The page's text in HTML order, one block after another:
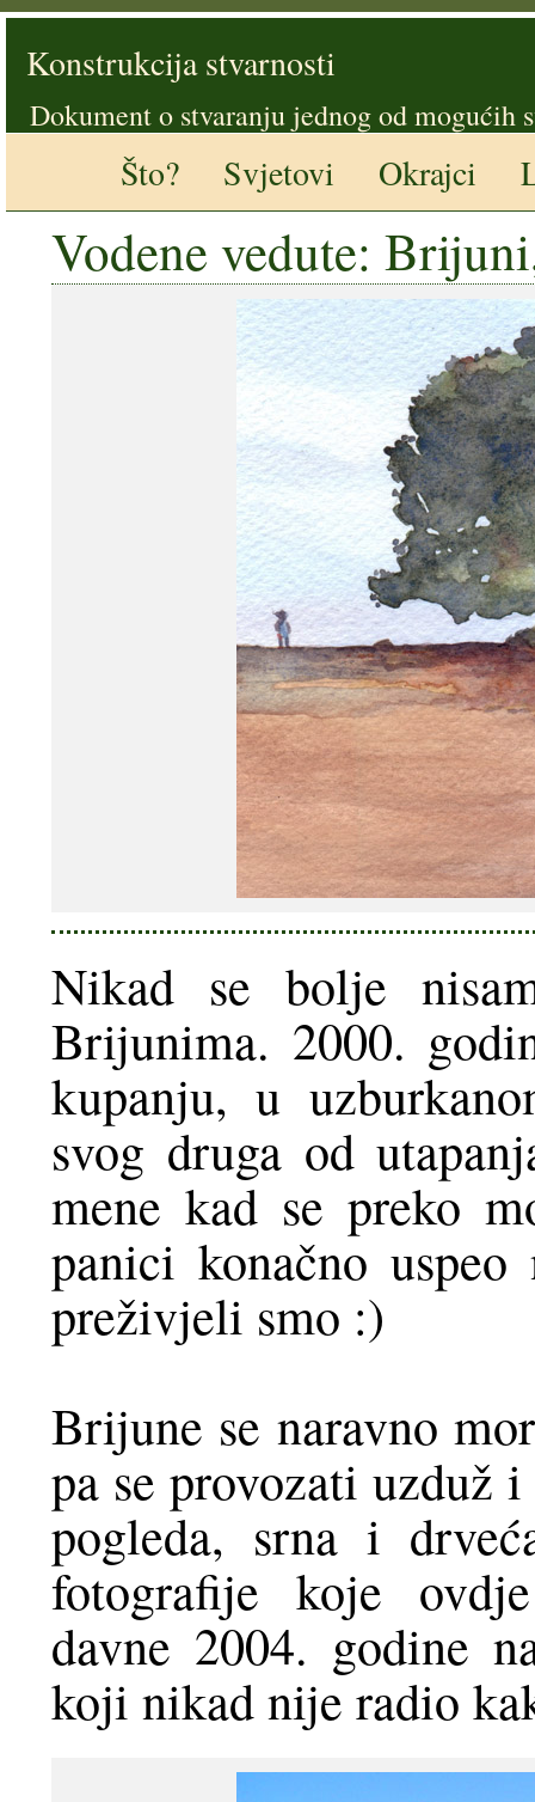
Konstrukcija stvarnosti
Dokument o stvaranju jednog od mogućih
Što? Svjetovi Okrajci
Vodene vedute:
Nikad se bolje
Brijunima. 2000.
kupanju, u
svog druga od
mene kad se preko
panici konačno
preživjeli smo :)
Brijune se naravno
pa se provozati uzduž
pogleda, srna i
fotografije koje
davne 2004. godine
koji nikad nije radio